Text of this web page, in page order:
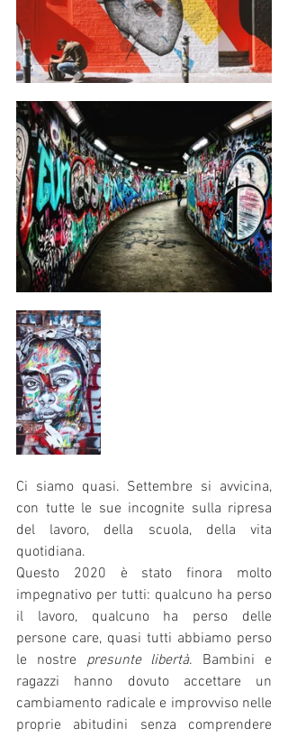
Ci siamo quasi. Settembre si avvicina,
con tutte le sue incognite sulla ripresa
del lavoro, della scuola, della vita
quotidiana.
Questo 2020 è stato finora molto
impegnativo per tutti: qualcuno ha perso
il lavoro, qualcuno ha perso delle
persone care, quasi tutti abbiamo perso
le nostre presunte libertà. Bambini e
ragazzi hanno dovuto accettare un
cambiamento radicale e improvviso nelle
proprie abitudini senza comprendere